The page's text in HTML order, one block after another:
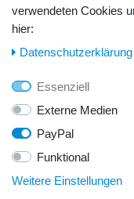
GeBOOTE24 - Martin
Tel.: 0176 42 28 58 17
E-Mail:
info@geboote24.de
verwendeten Cookies
hier:
Daten­schutz­erklärung
Essenziell
Externe Medien
PayPal
Funktional
Weitere Einstellungen